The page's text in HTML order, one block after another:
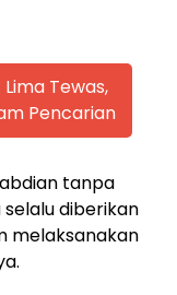
Tewas,
Pencarian
tanpa
diberikan
melaksanakan